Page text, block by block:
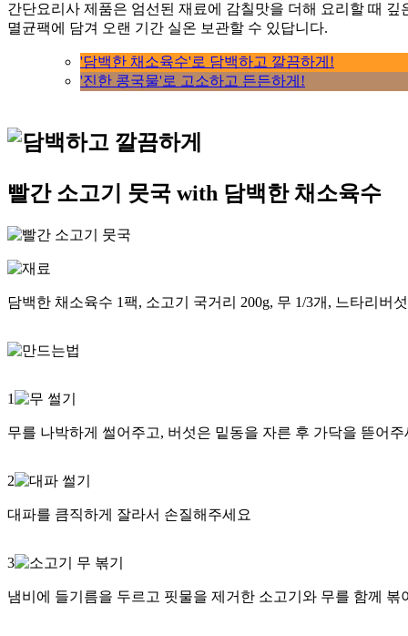
간단요리사 제품은 엄선된 재료에 감칠맛을 더해 요리할 때 깊
멸균팩에 담겨 오랜 기간 실온 보관할 수 있답니다.
'담백한 채소육수'로 담백하고 깔끔하게!
'진한 콩국물'로 고소하고 든든하게!
빨간 소고기 뭇국 with 담백한 채소육수
담백한 채소육수 1팩, 소고기 국거리 200g, 무 1/3개, 느타리버
1
무를 나박하게 썰어주고, 버섯은 밑동을 자른 후 가닥을 뜯어주
2
대파를 큼직하게 잘라서 손질해주세요
3
냄비에 들기름을 두르고 핏물을 제거한 소고기와 무를 함께 볶